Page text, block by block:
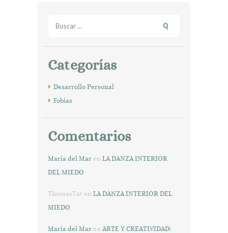
p
r
Categorías
Desarrollo Personal
Fobias
Comentarios
Maria del Mar en LA DANZA INTERIOR
DEL MIEDO
ThomasTat en LA DANZA INTERIOR DEL
MIEDO
Maria del Mar en ARTE Y CREATIVIDAD: